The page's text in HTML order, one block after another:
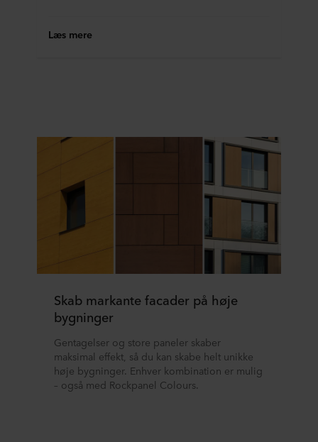
Læs mere
Skab markante facader på høje
bygninger
Gentagelser og store paneler skaber
maksimal effekt, så du kan skabe helt unikke
høje bygninger. Enhver kombination er mulig
– også med Rockpanel Colours.